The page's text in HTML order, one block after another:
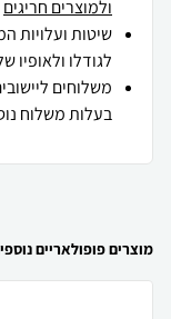
ולמוצרים חריגים
שיטות ועלויות
לגודלו ולאופיו
משלוחים
בעלות משלוח
מוצרים פופולאריים